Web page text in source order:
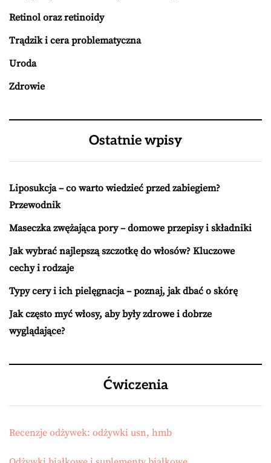
Retinol oraz retinoidy
Trądzik i cera problematyczna
Uroda
Zdrowie
Ostatnie wpisy
Liposukcja – co warto wiedzieć przed zabiegiem?
Przewodnik
Maseczka zwężająca pory – domowe przepisy i składniki
Jak wybrać najlepszą szczotkę do włosów? Kluczowe
cechy i rodzaje
Typy cery i ich pielęgnacja – poznaj, jak dbać o skórę
Jak często myć włosy, aby były zdrowe i dobrze
wyglądające?
Ćwiczenia
Recenzje odżywek: odżywki usn, hmb